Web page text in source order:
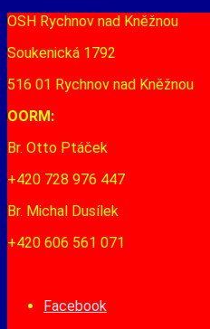
OSH Rychnov nad Kněžnou
Soukenická 1792
516 01 Rychnov nad Kněžnou
OORM:
Br. Otto Ptáček
+420 728 976 447
Br. Michal Dusílek
+420 606 561 071
Facebook